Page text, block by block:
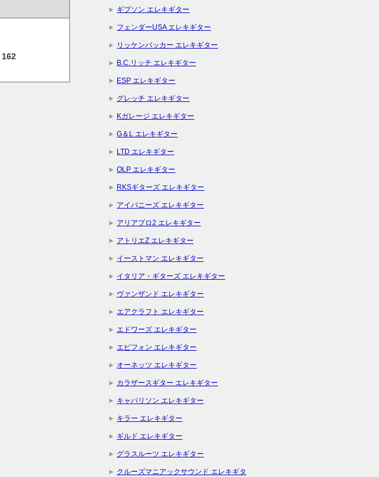
162
ギブソン エレキギター
フェンダーUSA エレキギター
リッケンバッカー エレキギター
B.C.リッチ エレキギター
ESP エレキギター
グレッチ エレキギター
Kガレージ エレキギター
G＆L エレキギター
LTD エレキギター
OLP エレキギター
RKSギターズ エレキギター
アイバニーズ エレキギター
アリアプロ2 エレキギター
アトリエZ エレキギター
イーストマン エレキギター
イタリア・ギターズ エレキギター
ヴァンザンド エレキギター
エアクラフト エレキギター
エドワーズ エレキギター
エピフォン エレキギター
オーネッツ エレキギター
カラザースギター エレキギター
キャパリソン エレキギター
キラー エレキギター
ギルド エレキギター
グラスルーツ エレキギター
クルーズマニアックサウンド エレキギタ